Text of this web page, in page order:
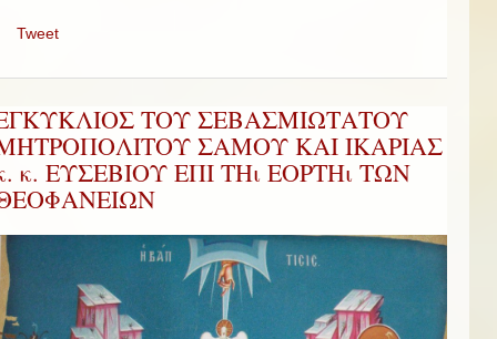
Tweet
ΤΟΥ ΣΕΒΑΣΜΙΩΤΑΤΟΥ
ΣΑΜΟΥ ΚΑΙ ΙΚΑΡΙΑΣ
κ. ΕΥΣΕΒΙΟΥ ΕΠΙ ΤΗι ΕΟΡΤΗι ΤΩΝ